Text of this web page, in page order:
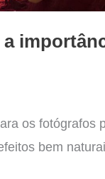
os fotógrafos
bem